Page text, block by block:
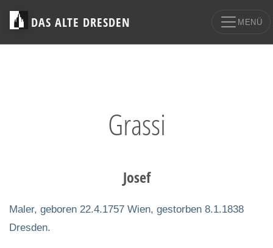
DAS ALTE DRESDEN MENÜ
Grassi
Josef
Maler, geboren 22.4.1757 Wien, gestorben 8.1.1838
Dresden.